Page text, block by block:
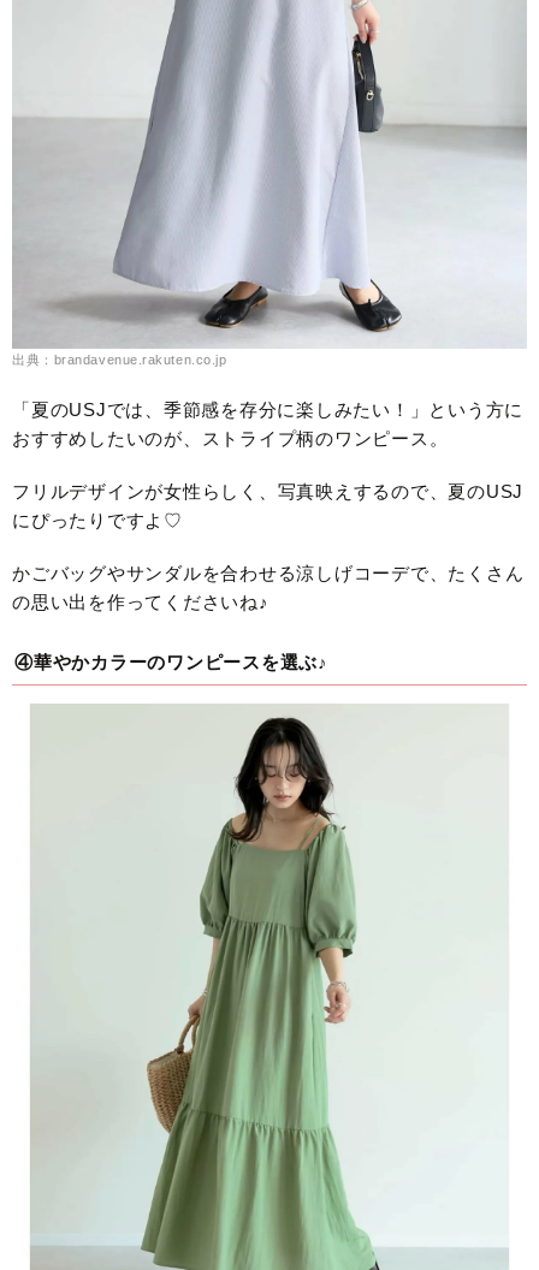
出典：brandavenue.rakuten.co.jp
「夏のUSJでは、季節感を存分に楽しみたい！」という方に
おすすめしたいのが、ストライプ柄のワンピース。
フリルデザインが女性らしく、写真映えするので、夏のUSJ
にぴったりですよ♡
かごバッグやサンダルを合わせる涼しげコーデで、たくさん
の思い出を作ってくださいね♪
④華やかカラーのワンピースを選ぶ♪